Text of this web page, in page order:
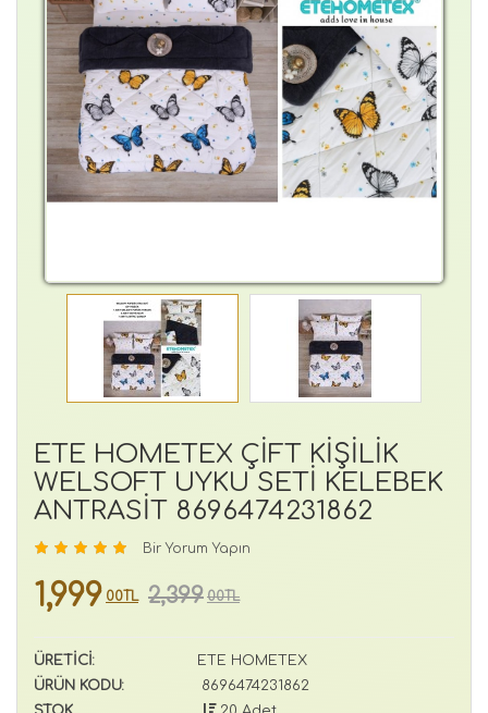
ETE HOMETEX ÇİFT KİŞİLİK
WELSOFT UYKU SETİ KELEBEK
ANTRASİT 8696474231862
Bir Yorum Yapın
1,999 00TL 2,399 00TL
ÜRETİCİ:
ETE HOMETEX
ÜRÜN KODU:
8696474231862